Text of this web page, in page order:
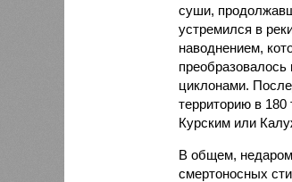
суши,
устремился в
наводнением,
циклонами.
территорию в
Курским или
В общем, недаром
смертоносных